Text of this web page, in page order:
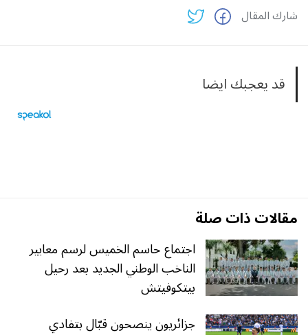
شارك المقال
قد يعجبك ايضا
مقالات ذات صلة
اجتماع حاسم الخميس لرسم معايير
الناخب الوطني الجديد بعد رحيل
بيتكوفيتش
جزائريون ينصحون قبّال بتفادي